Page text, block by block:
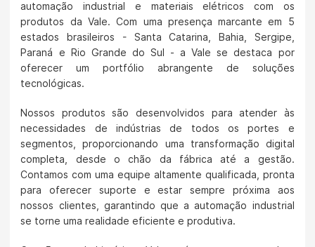
automação industrial e materiais elétricos com os
produtos da Vale. Com uma presença marcante em 5
estados brasileiros - Santa Catarina, Bahia, Sergipe,
Paraná e Rio Grande do Sul - a Vale se destaca por
oferecer um portfólio abrangente de soluções
tecnológicas.
Nossos produtos são desenvolvidos para atender às
necessidades de indústrias de todos os portes e
segmentos, proporcionando uma transformação digital
completa, desde o chão da fábrica até a gestão.
Contamos com uma equipe altamente qualificada, pronta
para oferecer suporte e estar sempre próxima aos
nossos clientes, garantindo que a automação industrial
se torne uma realidade eficiente e produtiva.